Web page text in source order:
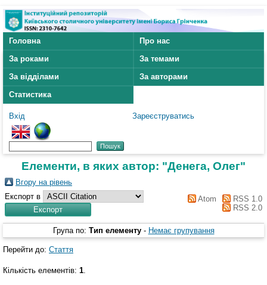
Головна
Про нас
За роками
За темами
За відділами
За авторами
Статистика
Вхід Зареєструватись
Елементи, в яких автор: "Денега, Олег"
Вгору на рівень
Експорт в
Atom
RSS 1.0
RSS 2.0
Група по: Тип елементу - Немає групування
Перейти до: Стаття
Кількість елементів: 1.